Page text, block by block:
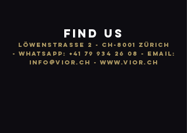
FIND US
LÖWENSTRASSE 2 - CH-8001 ZÜRICH
- WhatsApp: +41 79 934 26 08
- email:
info @vior.ch - www.vior.ch